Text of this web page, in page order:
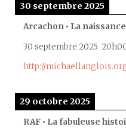
30 septembre 2025
Arcachon • La
30 septembre 2025
http://
29 octobre 2025
RAF • La fabuleuse